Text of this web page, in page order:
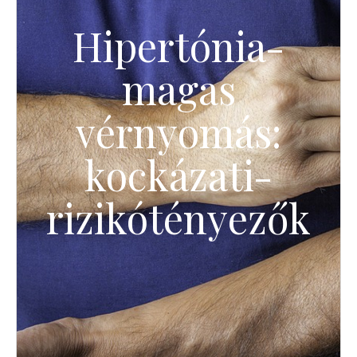
Hipertónia-
magas
vérnyomás:
kockázati-
rizikótényezők